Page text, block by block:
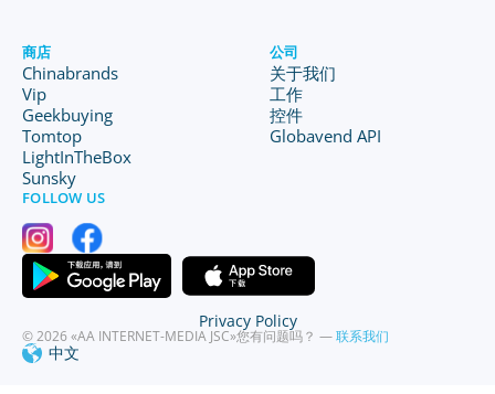
商店
Chinabrands
Vip
Geekbuying
Tomtop
LightInTheBox
Sunsky
公司
关于我们
工作
控件
Globavend API
FOLLOW US
© 2026 «AA INTERNET-MEDIA JSC»您有问题吗？ —联系我们
中文
Privacy Policy